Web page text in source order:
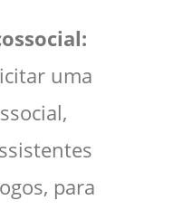
uma
para